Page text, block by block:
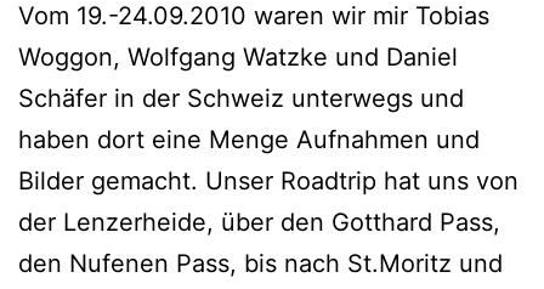
Vom 19.-24.09.2010 waren wir mir Tobias
Woggon, Wolfgang Watzke und Daniel
Schäfer in der Schweiz unterwegs und
haben dort eine Menge Aufnahmen und
Bilder gemacht. Unser Roadtrip hat uns von
der Lenzerheide, über den Gotthard Pass,
den Nufenen Pass, bis nach St.Moritz und